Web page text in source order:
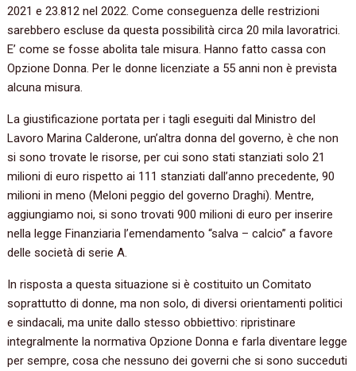
2021 e 23.812 nel 2022. Come conseguenza delle restrizioni
sarebbero escluse da questa possibilità circa 20 mila lavoratrici.
E’ come se fosse abolita tale misura. Hanno fatto cassa con
Opzione Donna. Per le donne licenziate a 55 anni non è prevista
alcuna misura.
La giustificazione portata per i tagli eseguiti dal Ministro del
Lavoro Marina Calderone, un’altra donna del governo, è che non
si sono trovate le risorse, per cui sono stati stanziati solo 21
milioni di euro rispetto ai 111 stanziati dall’anno precedente, 90
milioni in meno (Meloni peggio del governo Draghi). Mentre,
aggiungiamo noi, si sono trovati 900 milioni di euro per inserire
nella legge Finanziaria l’emendamento “salva – calcio” a favore
delle società di serie A.
In risposta a questa situazione si è costituito un Comitato
soprattutto di donne, ma non solo, di diversi orientamenti politici
e sindacali, ma unite dallo stesso obbiettivo: ripristinare
integralmente la normativa Opzione Donna e farla diventare legge
per sempre, cosa che nessuno dei governi che si sono succeduti